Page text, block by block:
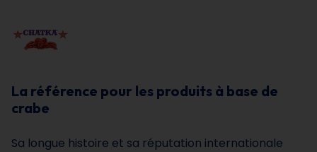
La référence pour les produits à base de
crabe
Sa longue histoire et sa réputation internationale